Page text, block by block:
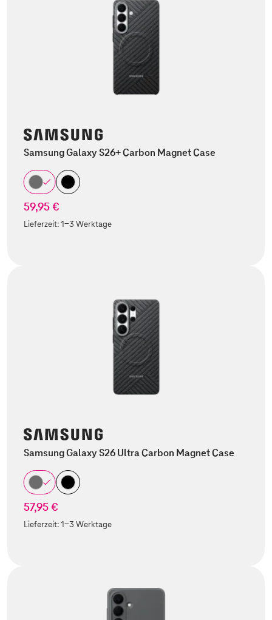
Samsung Galaxy S26+ Carbon Magnet Case
59,95 €
Lieferzeit:1-3 Werktage
Samsung Galaxy S26 Ultra Carbon Magnet Case
57,95 €
Lieferzeit:1-3 Werktage